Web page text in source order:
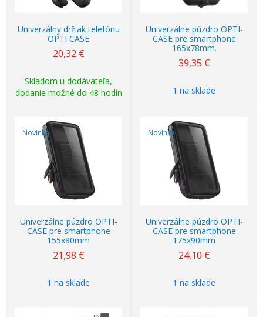
Univerzálny držiak telefónu
OPTI CASE
20,32 €
Skladom u dodávateľa,
dodanie možné do 48 hodín
Univerzálne púzdro OPTI-
CASE pre smartphone
165x78mm.
39,35 €
1 na sklade
Novinka
Univerzálne púzdro OPTI-
CASE pre smartphone
155x80mm
21,98 €
1 na sklade
Novinka
Univerzálne púzdro OPTI-
CASE pre smartphone
175x90mm
24,10 €
1 na sklade